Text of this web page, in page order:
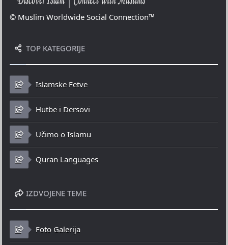
© Muslim Worldwide Social Connection™
TOP KATEGORIJE
Islamske Fetve
Hutbe i Dersovi
Učimo o Islamu
Quran Languages
IZDVOJENE TEME
Foto Galerija